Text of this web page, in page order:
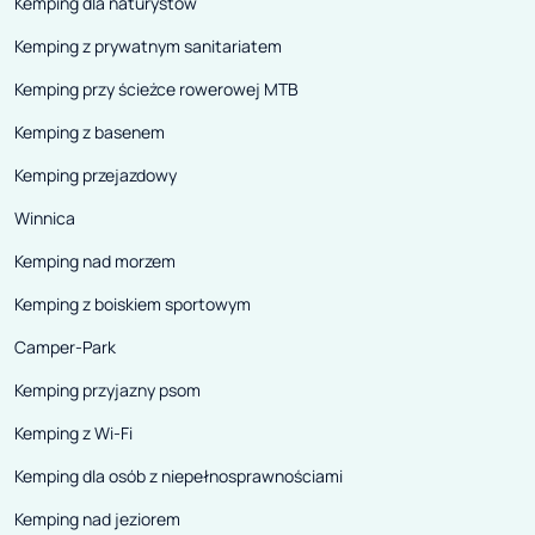
Kemping z prywatnym sanitariatem
Kemping przy ścieżce rowerowej MTB
Kemping z basenem
Kemping przejazdowy
Winnica
Kemping nad morzem
Kemping z boiskiem sportowym
Camper-Park
Kemping przyjazny psom
Kemping z Wi-Fi
Kemping dla osób z niepełnosprawnościami
Kemping nad jeziorem